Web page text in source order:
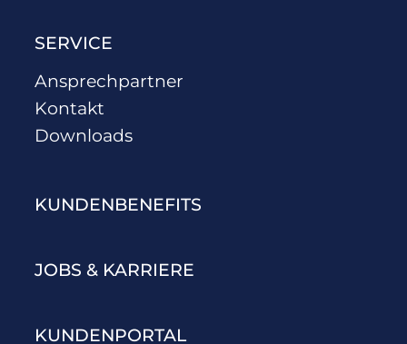
SERVICE
Ansprechpartner
Kontakt
Downloads
KUNDENBENEFITS
JOBS & KARRIERE
KUNDENPORTAL